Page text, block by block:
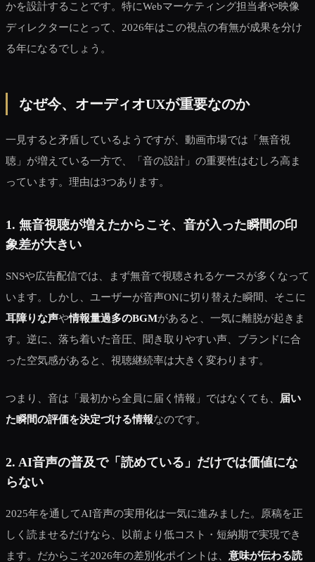
かを設計することです。特にWebマーケティング担当者や映像
ディレクターにとって、2026年はこの視点の有無が成果を分け
る年になるでしょう。
なぜ今、オーディオUXが重要なのか
一見すると矛盾しているようですが、動画市場では「無音視
聴」が増えている一方で、「音の設計」の重要性はむしろ高ま
っています。理由は3つあります。
1. 無音視聴が増えたからこそ、音が入った瞬間の印
象差が大きい
SNSや広告配信では、まず無音で視聴されるケースが多くなって
います。しかし、ユーザーが音声ONに切り替えた瞬間、そこに
耳障りな声や情報量過多のBGMがあると、一気に離脱が起きま
す。逆に、落ち着いた音圧、聞き取りやすい声、ブランドに合
った空気感があると、視聴継続率は大きく変わります。
つまり、音は「最初から全員に届く情報」ではなくても、
届い
た瞬間の評価を決定づける情報なのです。
2. AI音声の普及で「読めている」だけでは価値にな
らない
2025年を通してAI音声の実用化は一気に進みました。原稿を正
しく読ませるだけなら、以前より低コスト・短納期で実現でき
ます。だからこそ2026年の差別化ポイントは、 意味が伝わる読